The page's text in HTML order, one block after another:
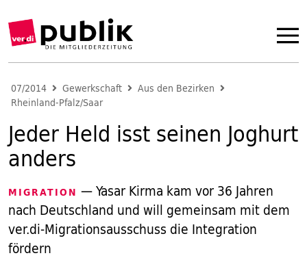
07/2014 Gewerkschaft
Aus den Bezirken
Rheinland-Pfalz/Saar
Jeder Held isst seinen Joghurt
anders
MIGRATION — Yasar Kirma kam vor 36 Jahren
nach Deutschland und will gemeinsam mit dem
ver.di-Migrationsausschuss die Integration
fördern